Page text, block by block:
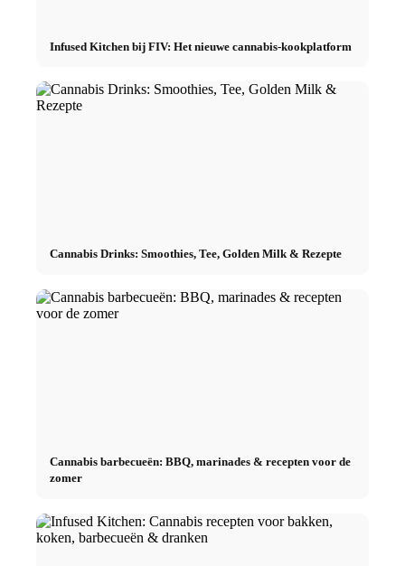
Infused Kitchen bij FIV: Het nieuwe cannabis-kookplatform
Cannabis Drinks: Smoothies, Tee, Golden Milk & Rezepte
Cannabis barbecueën: BBQ, marinades & recepten voor de
zomer